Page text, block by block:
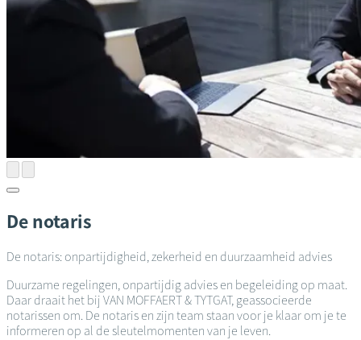
De notaris
De notaris: onpartijdigheid, zekerheid en duurzaamheid advies
Duurzame regelingen, onpartijdig advies en begeleiding op maat.
Daar draait het bij VAN MOFFAERT & TYTGAT, geassocieerde
notarissen om. De notaris en zijn team staan voor je klaar om je te
informeren op al de sleutelmomenten van je leven.